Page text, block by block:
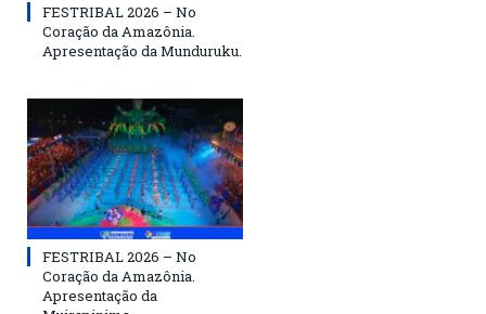
FESTRIBAL 2026 – No
Coração da Amazônia.
Apresentação da Munduruku.
FESTRIBAL 2026 – No
Coração da Amazônia.
Apresentação da